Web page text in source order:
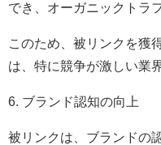
でき、オーガニックトラ
このため、被リンクを獲
は、特に競争が激しい業
6. ブランド認知の向上
被リンクは、ブランドの